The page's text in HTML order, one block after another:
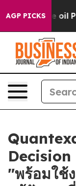
AGP PICKSoil Prices
"พร้อมใช้